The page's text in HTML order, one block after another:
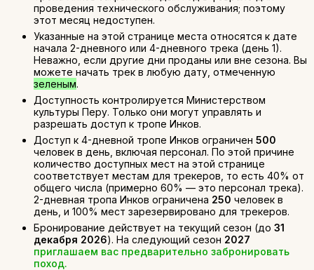
проведения технического обслуживания; поэтому
этот месяц недоступен.
Указанные на этой странице места относятся к дате
начала 2-дневного или 4-дневного трека (день 1).
Неважно, если другие дни проданы или вне сезона. Вы
можете начать трек в любую дату, отмеченную
зеленым.
Доступность контролируется Министерством
культуры Перу. Только они могут управлять и
разрешать доступ к тропе Инков.
Доступ к 4-дневной тропе Инков ограничен 500
человек в день, включая персонал. По этой причине
количество доступных мест на этой странице
соответствует местам для трекеров, то есть 40% от
общего числа (примерно 60% — это персонал трека).
2-дневная тропа Инков ограничена 250 человек в
день, и 100% мест зарезервировано для трекеров.
Бронирование действует на текущий сезон (до 31
декабря 2026). На следующий сезон 2027
приглашаем вас предварительно забронировать
поход.